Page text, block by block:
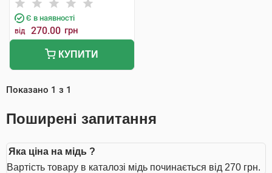
Є в наявності
від 270.00 грн
КУПИТИ
Показано 1 з 1
Поширені запитання
Яка ціна на мідь ?
Вартість товару в каталозі мідь починається від 270 грн.